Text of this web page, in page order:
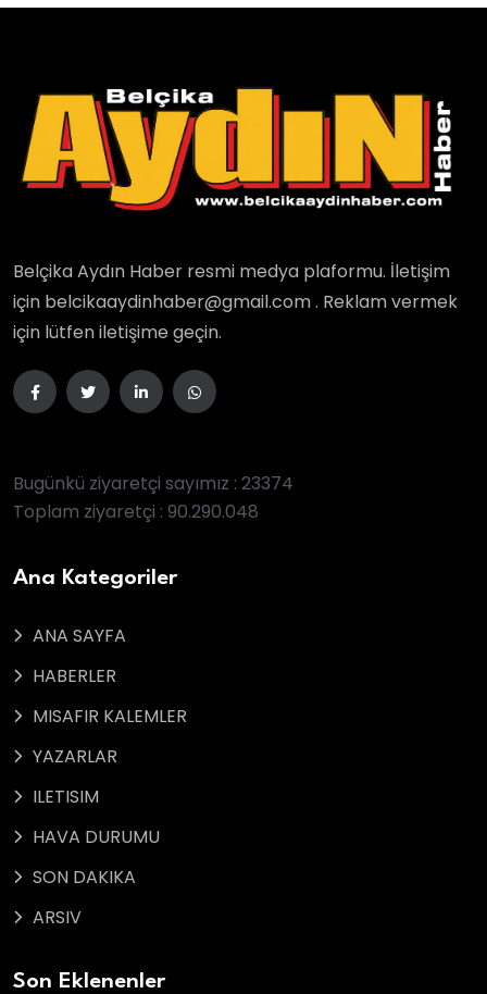
Belçika Aydın Haber resmi medya plaformu. İletişim
için belcikaaydinhaber@gmail.com . Reklam vermek
için lütfen iletişime geçin.
Bugünkü ziyaretçi sayımız : 23374
Toplam ziyaretçi : 90.290.048
Ana Kategoriler
ANA SAYFA
HABERLER
MISAFIR KALEMLER
YAZARLAR
ILETISIM
HAVA DURUMU
SON DAKIKA
ARSIV
Son Eklenenler